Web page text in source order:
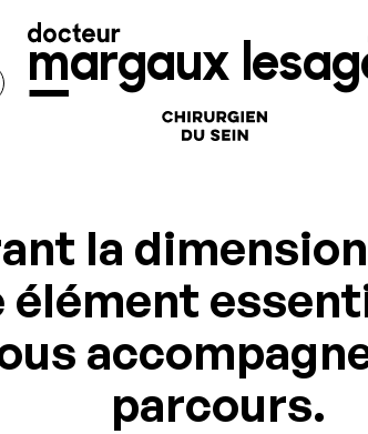
margaux
la
élément
parcours.